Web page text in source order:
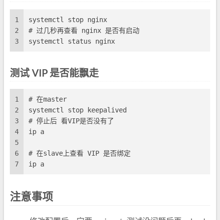
1
2
3
systemctl stop nginx
# 过几秒再查看 nginx 是否有启动
systemctl status nginx
测试 VIP 是否能飘走
1
2
3
4
5
6
7
# 在master
systemctl stop keepalived
# 停止后 看VIP是否没有了
ip a
# 在slave上查看 VIP 是否绑定
ip a
注意事项